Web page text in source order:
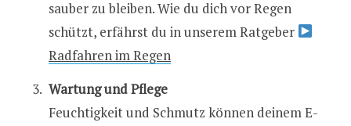
sauber zu bleiben. Wie du dich vor Regen
schützt, erfährst du in unserem Ratgeber
Radfahren im Regen
Wartung und Pflege
Feuchtigkeit und Schmutz können deinem E-